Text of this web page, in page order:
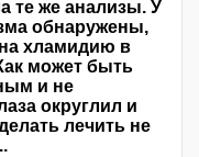
те же анализы. У
обнаружены,
хламидию в
может быть
и не
округлил и
лечить не